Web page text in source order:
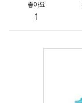
좋아요
1